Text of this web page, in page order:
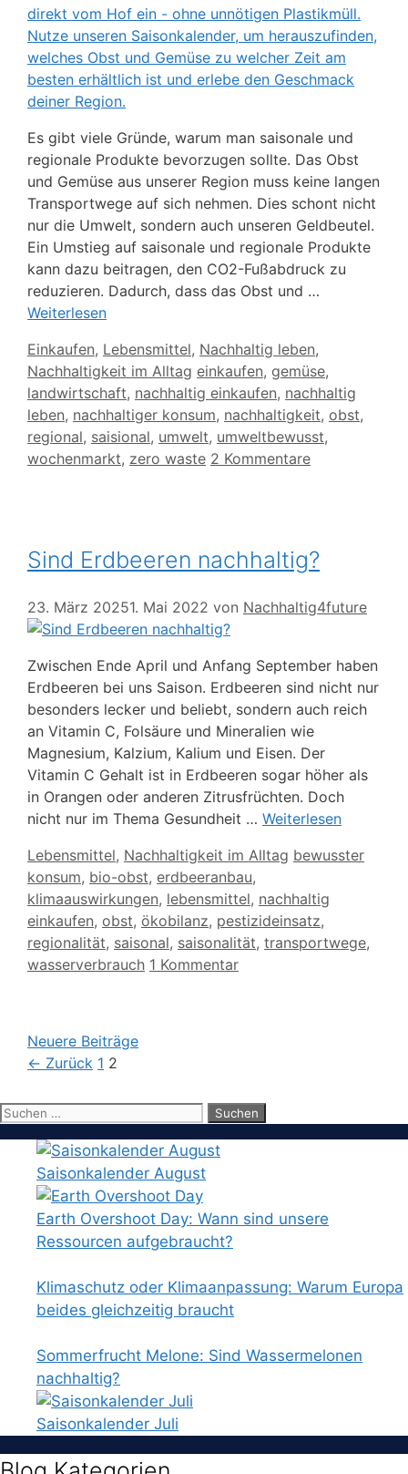
Es gibt viele Gründe, warum man saisonale und
regionale Produkte bevorzugen sollte. Das Obst
und Gemüse aus unserer Region muss keine langen
Transportwege auf sich nehmen. Dies schont nicht
nur die Umwelt, sondern auch unseren Geldbeutel.
Ein Umstieg auf saisonale und regionale Produkte
kann dazu beitragen, den CO2-Fußabdruck zu
reduzieren. Dadurch, dass das Obst und …
Weiterlesen
Kategorien
Einkaufen, Lebensmittel, Nachhaltig leben,
Nachhaltigkeit im Alltag Schlagwörter
einkaufen, gemüse,
landwirtschaft, nachhaltig einkaufen, nachhaltig
leben, nachhaltiger konsum, nachhaltigkeit, obst,
regional, saisional, umwelt, umweltbewusst,
wochenmarkt, zero waste 2 Kommentare
Sind Erdbeeren nachhaltig?
23. März 20251. Mai 2022 von Nachhaltig4future
Zwischen Ende April und Anfang September haben
Erdbeeren bei uns Saison. Erdbeeren sind nicht nur
besonders lecker und beliebt, sondern auch reich
an Vitamin C, Folsäure und Mineralien wie
Magnesium, Kalzium, Kalium und Eisen. Der
Vitamin C Gehalt ist in Erdbeeren sogar höher als
in Orangen oder anderen Zitrusfrüchten. Doch
nicht nur im Thema Gesundheit … Weiterlesen
Kategorien
Lebensmittel, Nachhaltigkeit im Alltag Schlagwörter
bewusster
konsum, bio-obst, erdbeeranbau,
klimaauswirkungen, lebensmittel, nachhaltig
einkaufen, obst, ökobilanz, pestizideinsatz,
regionalität, saisonal, saisonalität, transportwege,
wasserverbrauch 1 Kommentar
Neuere Beiträge
← Zurück Seite
1 Seite
2
Suchen
Saisonkalender August
Earth Overshoot Day: Wann sind unsere
Ressourcen aufgebraucht?
Klimaschutz oder Klimaanpassung: Warum Europa
beides gleichzeitig braucht
Sommerfrucht Melone: Sind Wassermelonen
nachhaltig?
Saisonkalender Juli